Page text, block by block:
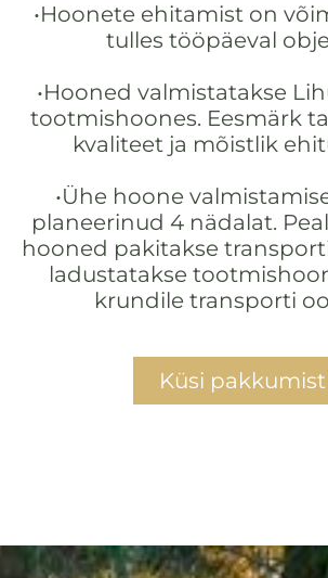
•Hoonete ehitamist on
tulles tööpäeval
•Hooned valmistatakse
tootmishoones. Eesmärk
kvaliteet ja mõistlik
•Ühe hoone
planeerinud 4 nädalat.
hooned pakitakse
ladustatakse
krundile transporti
Küsi pakkumist